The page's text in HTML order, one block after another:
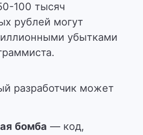
100 тысяч
рублей могут
убытками
разработчик может
бомба — код,